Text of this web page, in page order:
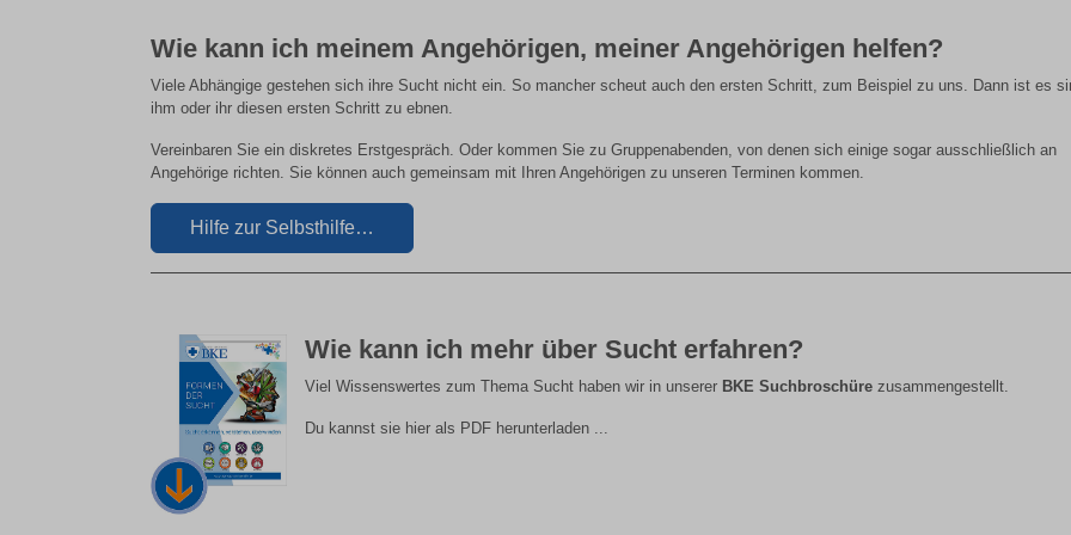
Wie kann ich meinem Angehörigen, meiner Angehörigen helfen?
Viele Abhängige gestehen sich ihre Sucht nicht ein. So mancher scheut auch den ersten Schritt, zum Beispiel zu uns. Dann ist es
ihm oder ihr diesen ersten Schritt zu ebnen.
Vereinbaren Sie ein diskretes Erstgespräch. Oder kommen Sie zu Gruppenabenden, von denen sich einige sogar ausschließlich an
Angehörige richten. Sie können auch gemeinsam mit Ihren Angehörigen zu unseren Terminen kommen.
Hilfe zur Selbsthilfe…
Wie kann ich mehr über Sucht erfahren?
Viel Wissenswertes zum Thema Sucht haben wir in unserer BKE Suchbroschüre zusammengestellt.
Du kannst sie hier als PDF herunterladen ...